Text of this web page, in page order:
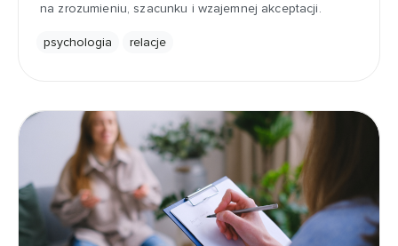
na zrozumieniu, szacunku i wzajemnej akceptacji.
psychologia relacje